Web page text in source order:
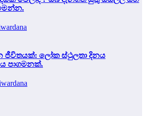
ජීවිතයක්: ලෝක ස්ථුලතා දිනය
පාගමනක්.